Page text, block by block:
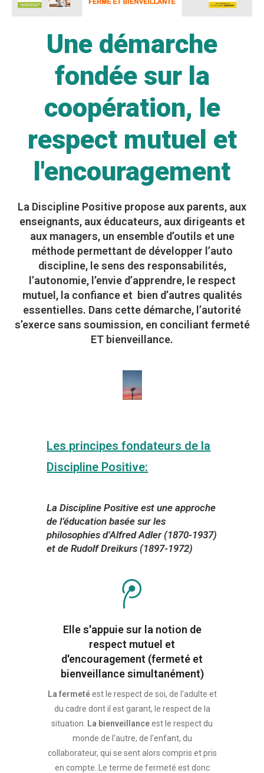
Une démarche
fondée sur la
coopération, le
respect mutuel et
l'encouragement
La Discipline Positive propose aux parents, aux
enseignants, aux éducateurs, aux dirigeants et
aux managers, un ensemble d’outils et une
méthode permettant de développer l’auto
discipline, le sens des responsabilités,
l’autonomie, l’envie d’apprendre, le respect
mutuel, la confiance et bien d’autres qualités
essentielles. Dans cette démarche, l’autorité
s’exerce sans soumission, en conciliant fermeté
ET bienveillance.
Les principes fondateurs de la
Discipline Positive:
La Discipline Positive est une approche
de l’éducation basée sur les
philosophies d’Alfred Adler (1870-1937)
et de Rudolf Dreikurs (1897-1972)
Elle s'appuie sur la notion de
respect mutuel et
d'encouragement (fermeté et
bienveillance simultanément)
La fermetéest le respect de soi, de l'adulte et
du cadre dont il est garant, le respect de la
situation. La bienveillanceest le respect du
monde de l'autre, de l'enfant, du
collaborateur, qui se sent alors compris et pris
en compte. Le terme de fermeté est donc